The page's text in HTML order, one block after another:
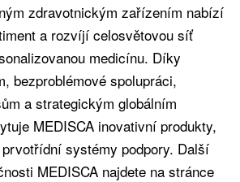
zdravotnickým zařízením nabízí
a rozvíjí celosvětovou síť
medicínu. Díky
bezproblémové spolupráci,
a strategickým globálním
MEDISCA inovativní produkty,
systémy podpory. Další
MEDISCA najdete na stránce